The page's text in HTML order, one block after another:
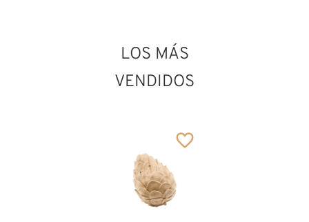
Añadido al carrito
LOS MÁS
VENDIDOS